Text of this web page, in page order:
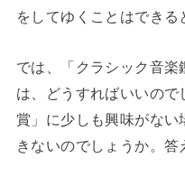
をしてゆくことはできる
では、「クラシック音
は、どうすればいいの
賞」に少しも興味がな
きないのでしょうか。答